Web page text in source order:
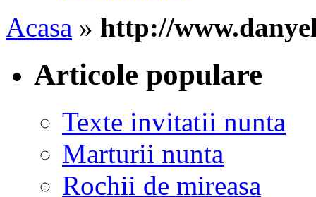
Acasa » http://
Articole populare
Texte invitatii nunta
Marturii nunta
Rochii de mireasa